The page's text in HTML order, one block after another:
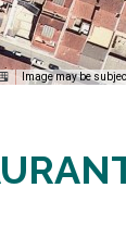
Image may be